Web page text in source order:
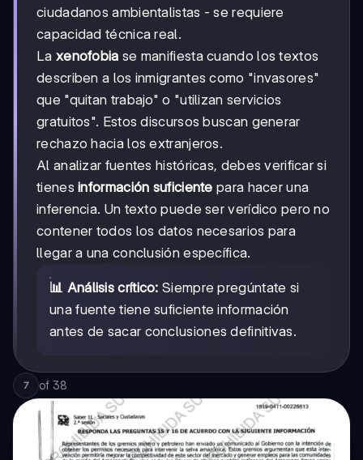
ciudadanos ambientalistas - se requiere
capacidad técnica real.
La xenofobia se manifiesta cuando los textos
describen a los inmigrantes como "invasores"
que "quitan trabajo" o "utilizan servicios
gratuitos". Estos discursos buscan generar
rechazo hacia los extranjeros.
Al analizar fuentes históricas, debes verificar si
tienesinformación suficiente para hacer una
inferencia. Un texto puede ser verídico pero no
contener todos los datos necesarios para
llegar a una conclusión específica.
📊 Análisis crítico: Siempre pregúntate si
una fuente tiene suficiente información
antes de sacar conclusiones definitivas.
7 of 38